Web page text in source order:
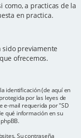
a practicas de la
en practica.
sido previamente
ofrecemos.
identificación (de aquí en
por las leyes de
e-mail requerida por "SD
qué información en su
Su contraseña